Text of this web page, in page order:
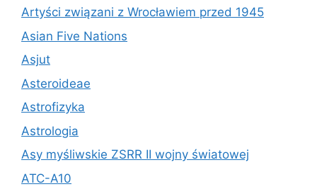
Artyści związani z Wrocławiem przed 1945
Asian Five Nations
Asjut
Asteroideae
Astrofizyka
Astrologia
Asy myśliwskie ZSRR II wojny światowej
ATC-A10